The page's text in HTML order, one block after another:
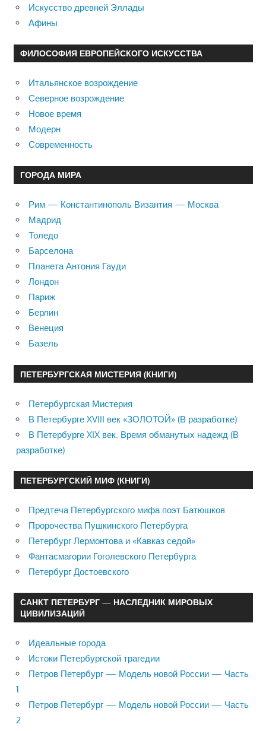
Искусство древней Эллады
Афины
ФИЛОСОФИЯ ЕВРОПЕЙСКОГО ИСКУССТВА
Итальянское возрождение
Северное возрождение
Новое время
Модерн
Современность
ГОРОДА МИРА
Рим — Константинополь Византия — Москва
Мадрид
Толедо
Барселона
Планета Антония Гауди
Лондон
Париж
Берлин
Венеция
Базель
ПЕТЕРБУРГСКАЯ МИСТЕРИЯ (КНИГИ)
Петербургская Мистерия
В Петербурге XVIII век «ЗОЛОТОЙ» (В разработке)
В Петербурге XIX век. Время обманутых надежд (В
разработке)
ПЕТЕРБУРГСКИЙ МИФ (КНИГИ)
Предтеча Петербургского мифа поэт Батюшков
Пророчества Пушкинского Петербурга
Петербург Лермонтова и «Кавказ седой»
Фантасмагории Гоголевского Петербурга
Петербург Достоевского
САНКТ ПЕТЕРБУРГ — НАСЛЕДНИК МИРОВЫХ
ЦИВИЛИЗАЦИЙ
Идеальные города
Истоки Петербургской трагедии
Петров Петербург — Модель новой России — Часть
1
Петров Петербург — Модель новой России — Часть
2